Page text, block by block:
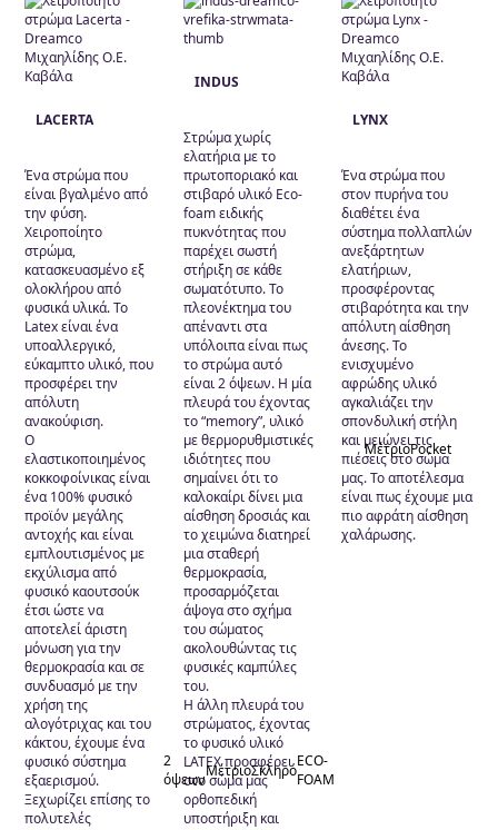
LACERTA
Ένα στρώμα που
είναι βγαλμένο από
την φύση.
Χειροποίητο
στρώμα,
κατασκευασμένο εξ
ολοκλήρου από
φυσικά υλικά. Το
Latex είναι ένα
υποαλλεργικό,
εύκαμπτο υλικό, που
προσφέρει την
απόλυτη
ανακούφιση.
Ο
ελαστικοποιημένος
κοκκοφοίνικας είναι
ένα 100% φυσικό
προϊόν μεγάλης
αντοχής και είναι
εμπλουτισμένος με
εκχύλισμα από
φυσικό καουτσούκ
έτσι ώστε να
αποτελεί άριστη
μόνωση για την
θερμοκρασία και σε
συνδυασμό με την
χρήση της
αλογότριχας και του
κάκτου, έχουμε ένα
φυσικό σύστημα
εξαερισμού.
Ξεχωρίζει επίσης το
πολυτελές
INDUS
Στρώμα χωρίς
ελατήρια με το
πρωτοποριακό και
στιβαρό υλικό Eco-
foam ειδικής
πυκνότητας που
παρέχει σωστή
στήριξη σε κάθε
σωματότυπο. Το
πλεονέκτημα του
απέναντι στα
υπόλοιπα είναι πως
το στρώμα αυτό
είναι 2 όψεων. Η μία
πλευρά του έχοντας
το “memory”, υλικό
με θερμορυθμιστικές
ιδιότητες που
σημαίνει ότι το
καλοκαίρι δίνει μια
αίσθηση δροσιάς και
το χειμώνα διατηρεί
μια σταθερή
θερμοκρασία,
προσαρμόζεται
άψογα στο σχήμα
του σώματος
ακολουθώντας τις
φυσικές καμπύλες
του.
Η άλλη πλευρά του
στρώματος, έχοντας
το φυσικό υλικό
LATEX προσφέρει
στο σώμα μας
ορθοπεδική
υποστήριξη και
2
όψεωνΜέτριοΣκληρόECO-
FOAM
LYNX
Ένα στρώμα που
στον πυρήνα του
διαθέτει ένα
σύστημα πολλαπλών
ανεξάρτητων
ελατήριων,
προσφέροντας
στιβαρότητα και την
απόλυτη αίσθηση
άνεσης. Το
ενισχυμένο
αφρώδης υλικό
αγκαλιάζει την
σπονδυλική στήλη
και μειώνει τις
πιέσεις στο σώμα
μας. Το αποτέλεσμα
είναι πως έχουμε μια
πιο αφράτη αίσθηση
χαλάρωσης.
ΜέτριοPocket